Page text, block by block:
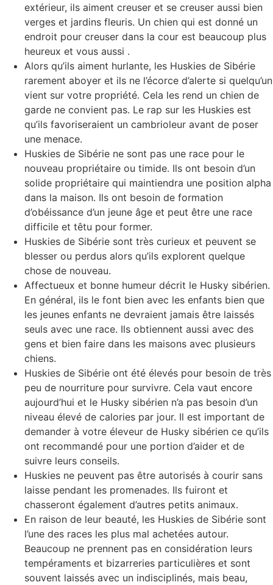
extérieur, ils aiment creuser et se creuser aussi bien
verges et jardins fleuris. Un chien qui est donné un
endroit pour creuser dans la cour est beaucoup plus
heureux et vous aussi .
Alors qu’ils aiment hurlante, les Huskies de Sibérie
rarement aboyer et ils ne l’écorce d’alerte si quelqu’un
vient sur votre propriété. Cela les rend un chien de
garde ne convient pas. Le rap sur les Huskies est
qu’ils favoriseraient un cambrioleur avant de poser
une menace.
Huskies de Sibérie ne sont pas une race pour le
nouveau propriétaire ou timide. Ils ont besoin d’un
solide propriétaire qui maintiendra une position alpha
dans la maison. Ils ont besoin de formation
d’obéissance d’un jeune âge et peut être une race
difficile et têtu pour former.
Huskies de Sibérie sont très curieux et peuvent se
blesser ou perdus alors qu’ils explorent quelque
chose de nouveau.
Affectueux et bonne humeur décrit le Husky sibérien.
En général, ils le font bien avec les enfants bien que
les jeunes enfants ne devraient jamais être laissés
seuls avec une race. Ils obtiennent aussi avec des
gens et bien faire dans les maisons avec plusieurs
chiens.
Huskies de Sibérie ont été élevés pour besoin de très
peu de nourriture pour survivre. Cela vaut encore
aujourd’hui et le Husky sibérien n’a pas besoin d’un
niveau élevé de calories par jour. Il est important de
demander à votre éleveur de Husky sibérien ce qu’ils
ont recommandé pour une portion d’aider et de
suivre leurs conseils.
Huskies ne peuvent pas être autorisés à courir sans
laisse pendant les promenades. Ils fuiront et
chasseront également d’autres petits animaux.
En raison de leur beauté, les Huskies de Sibérie sont
l’une des races les plus mal achetées autour.
Beaucoup ne prennent pas en considération leurs
tempéraments et bizarreries particulières et sont
souvent laissés avec un indisciplinés, mais beau,